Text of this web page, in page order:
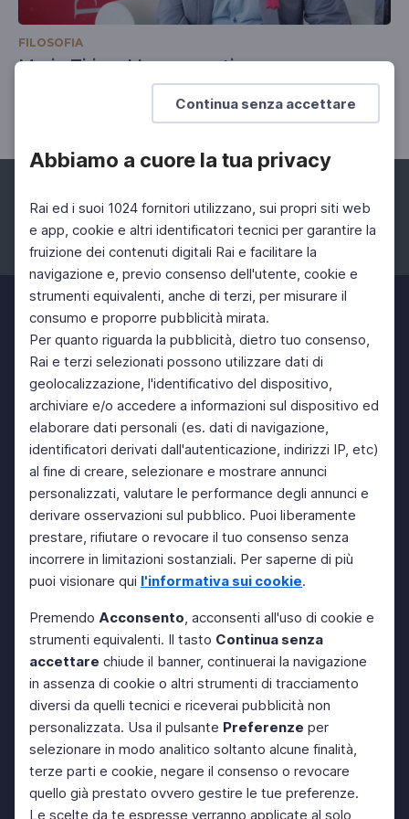
Continua senza accettare
Abbiamo a cuore la tua privacy
Rai ed i suoi 1024 fornitori utilizzano, sui propri siti web
e app, cookie e altri identificatori tecnici per garantire la
fruizione dei contenuti digitali Rai e facilitare la
navigazione e, previo consenso dell'utente, cookie e
strumenti equivalenti, anche di terzi, per misurare il
consumo e proporre pubblicità mirata.
Per quanto riguarda la pubblicità, dietro tuo consenso,
Rai e terzi selezionati possono utilizzare dati di
geolocalizzazione, l'identificativo del dispositivo,
archiviare e/o accedere a informazioni sul dispositivo ed
elaborare dati personali (es. dati di navigazione,
identificatori derivati dall'autenticazione, indirizzi IP, etc)
al fine di creare, selezionare e mostrare annunci
personalizzati, valutare le performance degli annunci e
derivare osservazioni sul pubblico. Puoi liberamente
prestare, rifiutare o revocare il tuo consenso senza
incorrere in limitazioni sostanziali. Per saperne di più
puoi visionare qui l'informativa sui cookie.
Premendo Acconsento, acconsenti all'uso di cookie e
strumenti equivalenti. Il tasto Continua senza
accettare chiude il banner, continuerai la navigazione
in assenza di cookie o altri strumenti di tracciamento
diversi da quelli tecnici e riceverai pubblicità non
personalizzata. Usa il pulsante Preferenze per
selezionare in modo analitico soltanto alcune finalità,
terze parti e cookie, negare il consenso o revocare
quello già prestato ovvero gestire le tue preferenze.
Le scelte da te espresse verranno applicate al solo
FILOSOFIA
Mario Tirino. L'eroe sportivo
Facebook Instagram Twitter